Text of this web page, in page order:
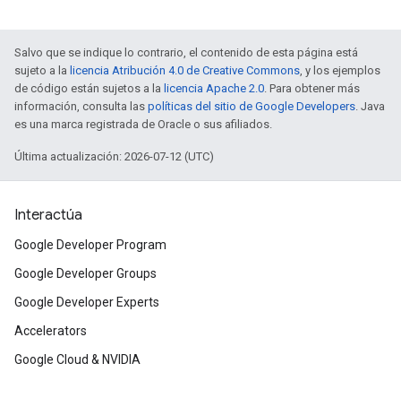
Salvo que se indique lo contrario, el contenido de esta página está
sujeto a la licencia Atribución 4.0 de Creative Commons, y los ejemplos
de código están sujetos a la licencia Apache 2.0. Para obtener más
información, consulta las políticas del sitio de Google Developers. Java
es una marca registrada de Oracle o sus afiliados.
Última actualización: 2026-07-12 (UTC)
Interactúa
Google Developer Program
Google Developer Groups
Google Developer Experts
Accelerators
Google Cloud & NVIDIA